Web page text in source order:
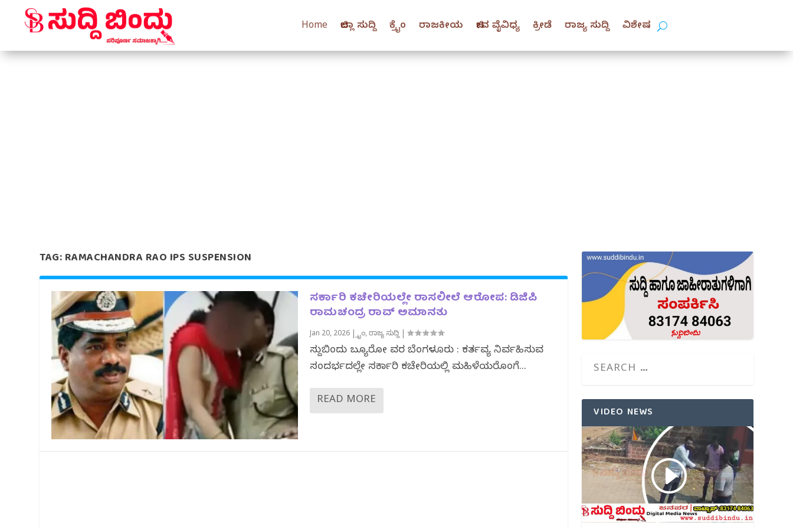
Home ಜಿಲ್ಲಾ ಸುದ್ದಿ ಕ್ರೈಂ ರಾಜಕೀಯ ಜೀವ ವೈವಿಧ್ಯ ಕ್ರೀಡೆ ರಾಜ್ಯ ಸುದ್ದಿ ವಿಶೇಷ
TAG:RAMACHANDRA RAO IPS SUSPENSION
ಸರ್ಕಾರಿ ಕಚೇರಿಯಲ್ಲೇ ರಾಸಲೀಲೆ ಆರೋಪ: ಡಿಜಿಪಿ
ರಾಮಚಂದ್ರ ರಾವ್ ಅಮಾನತು
Jan 20, 2026|ಕ್ರೈಂ,ರಾಜ್ಯ ಸುದ್ದಿ|
ಸುದ್ದಿಬಿಂದು ಬ್ಯೂರೋ ವರದಿ ಬೆಂಗಳೂರು : ಕರ್ತವ್ಯ ನಿರ್ವಹಿಸುವ
ಸಂದರ್ಭದಲ್ಲೇ ಸರ್ಕಾರಿ ಕಚೇರಿಯಲ್ಲಿ ಮಹಿಳೆಯರೊಂದಿಗೆ...
READ MORE
VIDEO NEWS